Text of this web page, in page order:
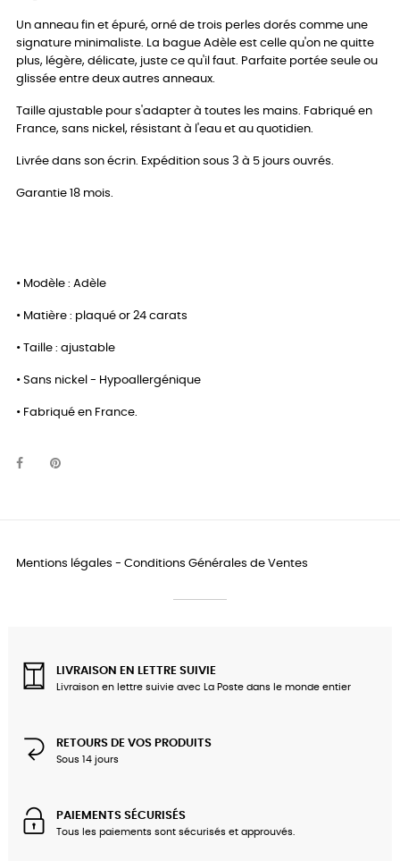
Un anneau fin et épuré, orné de trois perles dorés comme une
signature minimaliste. La bague Adèle est celle qu'on ne quitte
plus, légère, délicate, juste ce qu'il faut. Parfaite portée seule ou
glissée entre deux autres anneaux.
Taille ajustable pour s'adapter à toutes les mains. Fabriqué en
France, sans nickel, résistant à l'eau et au quotidien.
Livrée dans son écrin. Expédition sous 3 à 5 jours ouvrés.
Garantie 18 mois.
• Modèle : Adèle
• Matière : plaqué or 24 carats
• Taille : ajustable
• Sans nickel - Hypoallergénique
• Fabriqué en France.
Mentions légales - Conditions Générales de Ventes
LIVRAISON EN LETTRE SUIVIE
Livraison en lettre suivie avec La Poste dans le monde entier
RETOURS DE VOS PRODUITS
Sous 14 jours
PAIEMENTS SÉCURISÉS
Tous les paiements sont sécurisés et approuvés.